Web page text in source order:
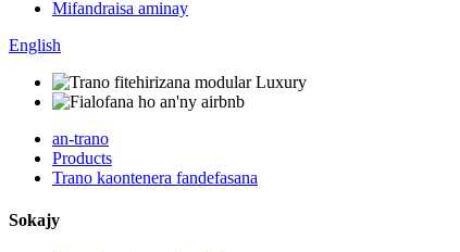
Mifandraisa aminay
English
an-trano
Products
Trano kaontenera fandefasana
Sokajy